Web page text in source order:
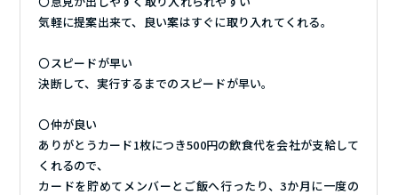
気軽に提案出来て、良い案はすぐに取り入れてくれる。
〇スピードが早い
決断して、実行するまでのスピードが早い。
〇仲が良い
ありがとうカード1枚につき500円の飲食代を会社が支給して
くれるので、
カードを貯めてメンバーとご飯へ行ったり、3か月に一度の